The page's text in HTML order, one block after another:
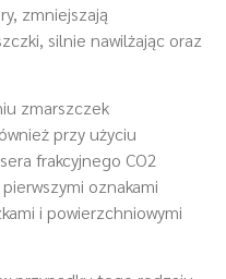
zmniejszają
silnie nawilżając oraz
zmarszczek
przy użyciu
frakcyjnego CO2
oznakami
i powierzchniowymi